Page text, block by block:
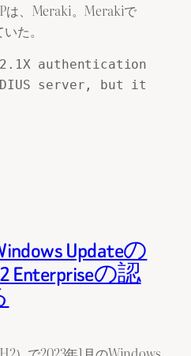
は、Meraki。Merakiで
た。
authentication
server, but it
Updateの
Enterpriseの認